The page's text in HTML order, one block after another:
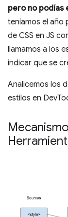
pero no podías
teníamos el año
de CSS en JS
llamamos a los
indicar que se
Analicemos los
estilos en